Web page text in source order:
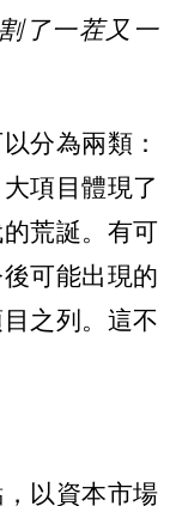
了一茬又一
分為兩類：
項目體現了
荒誕。有可
可能出現的
之列。這不
以資本市場